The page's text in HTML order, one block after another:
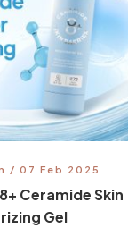
/ 07 Feb 2025
Ceramide Skin
Gel